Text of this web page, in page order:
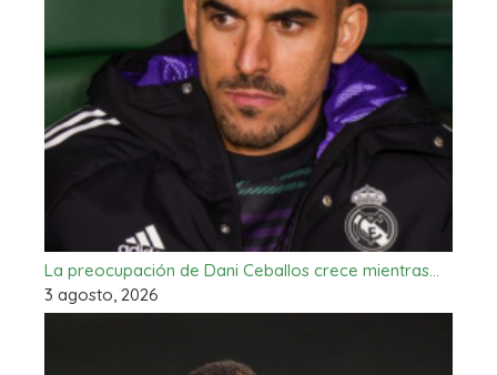
La preocupación de Dani Ceballos crece mientras…
3 agosto, 2026